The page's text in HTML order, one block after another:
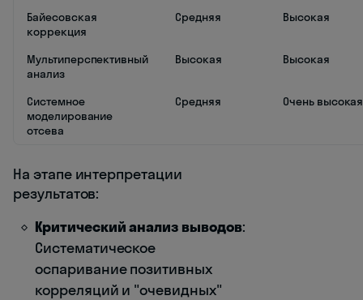
Байесовская
коррекция
Средняя Высокая
Мультиперспективный
анализ
Высокая Высокая
Системное
моделирование
отсева
Средняя Очень высокая
На этапе интерпретации
результатов:
Критический анализ выводов:
Систематическое
оспаривание позитивных
корреляций и "очевидных"